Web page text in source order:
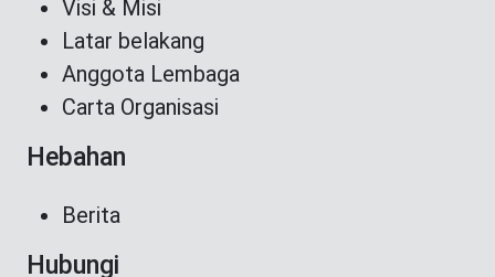
Visi & Misi
Latar belakang
Anggota Lembaga
Carta Organisasi
Hebahan
Berita
Hubungi